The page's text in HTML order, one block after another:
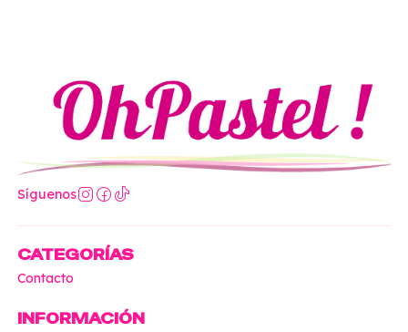
Síguenos
CATEGORÍAS
Contacto
INFORMACIÓN